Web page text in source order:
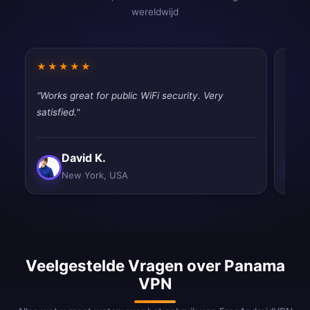
wereldwijd
★★★★★
"Works great for public WiFi security. Very
satisfied."
David K.
New York, USA
Veelgestelde Vragen over Panama
VPN